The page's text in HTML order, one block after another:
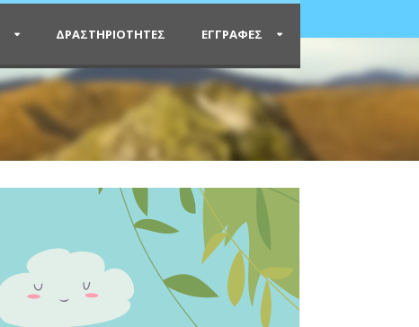
ΔΡΑΣΤΗΡΙΟΤΗΤΕΣ ΕΓΓΡΑΦΕΣ